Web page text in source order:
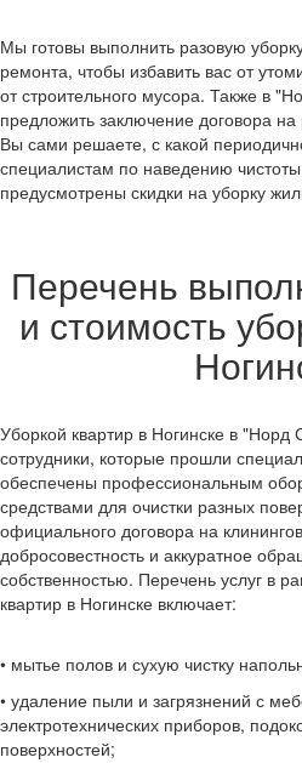
Мы готовы выполнить разовую
ремонта, чтобы избавить вас от
от строительного мусора. Также в
предложить заключение договора на
Вы сами решаете, с какой
специалистам по наведению
предусмотрены скидки на уборку
Перечень
и стоимость
Уборкой квартир в Ногинске в "Норд
сотрудники, которые прошли
обеспечены профессиональным
средствами для очистки разных
официального договора на
добросовестность и аккуратное
собственностью. Перечень услуг в
квартир в Ногинске включает:
• мытье полов и сухую чистку
• удаление пыли и загрязнений с
электротехнических приборов,
поверхностей;